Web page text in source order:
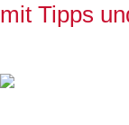
mit Tipps